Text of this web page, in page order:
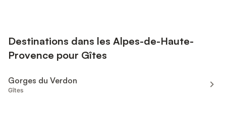
Destinations dans les Alpes-de-Haute-
Provence pour Gîtes
Gorges du Verdon
Gîtes